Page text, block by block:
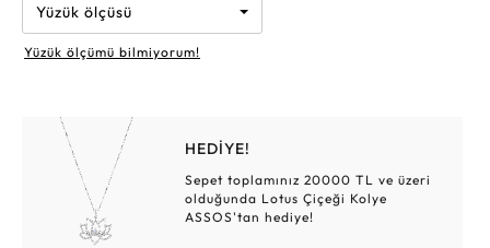
Yüzük ölçüsü
Yüzük ölçümü bilmiyorum!
HEDİYE!
Sepet toplamınız 20000 TL ve üzeri
olduğunda Lotus Çiçeği Kolye
ASSOS'tan hediye!